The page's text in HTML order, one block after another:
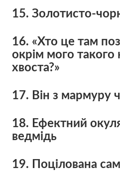
15. Золотисто-
16. «Хто це там
окрім мого такого
хвоста?»
17. Він з мармуру
18. Ефектний
ведмідь
19. Поцілована